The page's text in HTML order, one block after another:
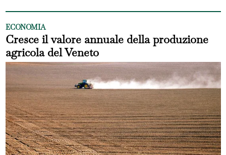
ECONOMIA
Cresce il valore annuale della produzione
agricola del Veneto